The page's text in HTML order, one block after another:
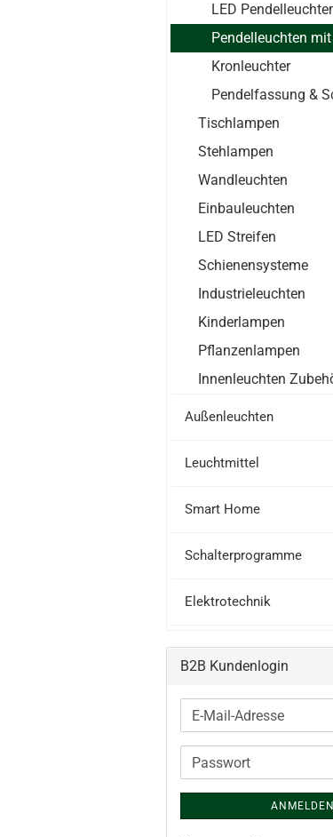
LED
Pendelleuchten
Kronleuchter
Pendelfassung &
Tischlampen
Stehlampen
Wandleuchten
Einbauleuchten
LED Streifen
Schienensysteme
Industrieleuchten
Kinderlampen
Pflanzenlampen
Innenleuchten
Außenleuchten
Leuchtmittel
Smart Home
Schalterprogramme
Elektrotechnik
B2B Kundenlogin
E-
Mail-
Adresse
Passwort
ANMELDEN